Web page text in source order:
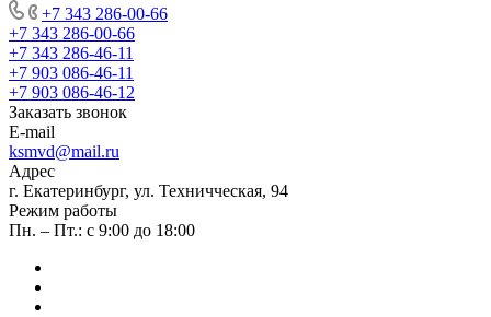
+7 343 286-00-66
+7 343 286-00-66
+7 343 286-46-11
+7 903 086-46-11
+7 903 086-46-12
Заказать звонок
E-mail
ksmvd@mail.ru
Адрес
г. Екатеринбург, ул. Техничческая, 94
Режим работы
Пн. – Пт.: с 9:00 до 18:00